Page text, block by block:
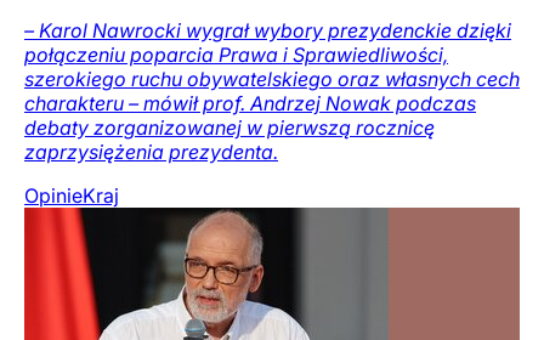
– Karol Nawrocki wygrał wybory prezydenckie dzięki
połączeniu poparcia Prawa i Sprawiedliwości,
szerokiego ruchu obywatelskiego oraz własnych cech
charakteru – mówił prof. Andrzej Nowak podczas
debaty zorganizowanej w pierwszą rocznicę
zaprzysiężenia prezydenta.
OpinieKraj